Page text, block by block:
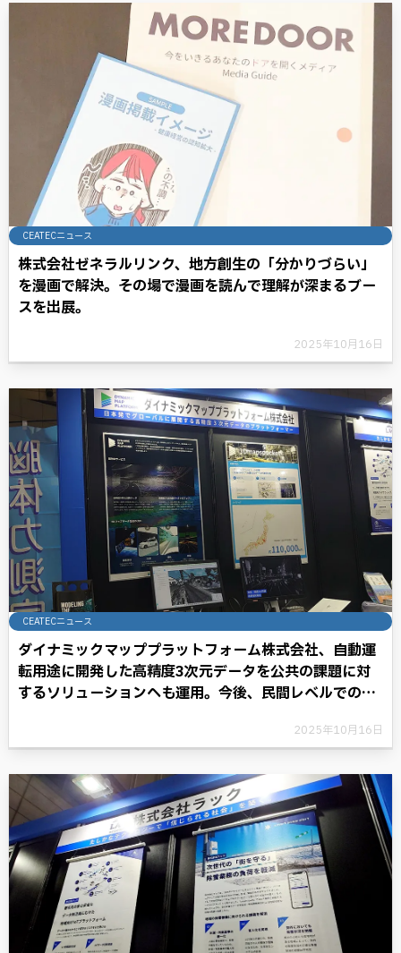
CEATECニュース
株式会社ゼネラルリンク、地方創生の「分かりづらい」
を漫画で解決。その場で漫画を読んで理解が深まるブー
スを出展。
2025年10月16日
CEATECニュース
ダイナミックマッププラットフォーム株式会社、自動運
転用途に開発した高精度3次元データを公共の課題に対
するソリューションへも運用。今後、民間レベルでの運
2025年10月16日